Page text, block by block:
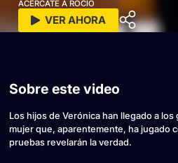
ACÉRCATE A ROCÍO
VER AHORA
Sobre este video
Los hijos de Verónica han llegado a
mujer que, aparentemente, ha jugado
pruebas revelarán la verdad.